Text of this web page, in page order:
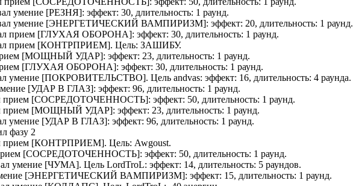
умение [РЕЗНЯ]: эффект: 30, длительность: 1 раунд.
умение [ЭНЕРГЕТИЧЕСКИЙ ВАМПИРИЗМ]: эффект: 20, длительность: 1 раунд.
прием [ГЛУХАЯ ОБОРОНА]: эффект: 30, длительность: 1 раунд.
прием [КОНТРПРИЕМ]. Цель: ЗАШИБУ.
[МОЩНЫЙ УДАР]: эффект: 23, длительность: 1 раунд.
[ГЛУХАЯ ОБОРОНА]: эффект: 30, длительность: 1 раунд.
умение [ПОКРОВИТЕЛЬСТВО]. Цель andvas: эффект: 16, длительность: 4 раунда.
[УДАР В ГЛАЗ]: эффект: 96, длительность: 1 раунд.
прием [CОСРЕДОТОЧЕННОСТЬ]: эффект: 50, длительность: 1 раунд.
прием [МОЩНЫЙ УДАР]: эффект: 23, длительность: 1 раунд.
умение [УДАР В ГЛАЗ]: эффект: 96, длительность: 1 раунд.
фазу 2
прием [КОНТРПРИЕМ]. Цель: Awgoust.
[CОСРЕДОТОЧЕННОСТЬ]: эффект: 50, длительность: 1 раунд.
умение [ЧУМА]. Цель LordTroL: эффект: 14, длительность: 5 раундов.
[ЭНЕРГЕТИЧЕСКИЙ ВАМПИРИЗМ]: эффект: 15, длительность: 1 раунд.